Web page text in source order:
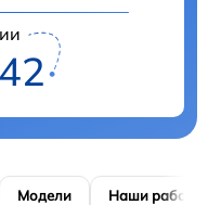
Модели Наши работы